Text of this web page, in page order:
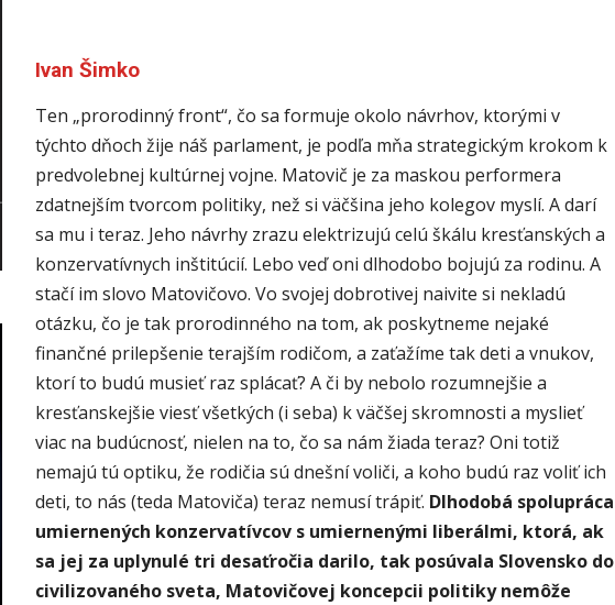
Ivan Šimko
Ten „prorodinný front“, čo sa formuje okolo návrhov, ktorými v
týchto dňoch žije náš parlament, je podľa mňa strategickým krokom k
predvolebnej kultúrnej vojne. Matovič je za maskou performera
zdatnejším tvorcom politiky, než si väčšina jeho kolegov myslí. A darí
sa mu i teraz. Jeho návrhy zrazu elektrizujú celú škálu kresťanských a
konzervatívnych inštitúcií. Lebo veď oni dlhodobo bojujú za rodinu. A
stačí im slovo Matovičovo. Vo svojej dobrotivej naivite si nekladú
otázku, čo je tak prorodinného na tom, ak poskytneme nejaké
finančné prilepšenie terajším rodičom, a zaťažíme tak deti a vnukov,
ktorí to budú musieť raz splácať? A či by nebolo rozumnejšie a
kresťanskejšie viesť všetkých (i seba) k väčšej skromnosti a myslieť
viac na budúcnosť, nielen na to, čo sa nám žiada teraz? Oni totiž
nemajú tú optiku, že rodičia sú dnešní voliči, a koho budú raz voliť ich
deti, to nás (teda Matoviča) teraz nemusí trápiť. Dlhodobá spolupráca
umiernených konzervatívcov s umiernenými liberálmi, ktorá, ak
sa jej za uplynulé tri desaťročia darilo, tak posúvala Slovensko do
civilizovaného sveta, Matovičovej koncepcii politiky nemôže